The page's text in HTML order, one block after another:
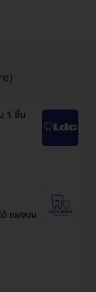
1 ชิ้น
แผงบน